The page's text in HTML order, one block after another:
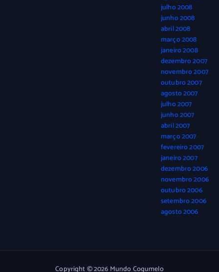
julho 2008
junho 2008
abril 2008
março 2008
janeiro 2008
dezembro 2007
novembro 2007
outubro 2007
agosto 2007
julho 2007
junho 2007
abril 2007
março 2007
fevereiro 2007
janeiro 2007
dezembro 2006
novembro 2006
outubro 2006
setembro 2006
agosto 2006
Copyright © 2026 Mundo Cogumelo